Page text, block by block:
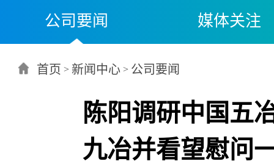
公司要闻 媒体关注
首页 > 新闻中心 > 公司要闻
陈阳调研中国五
九冶并看望慰问